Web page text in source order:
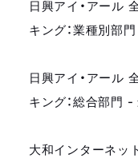
日興アイ・アール
キング：業種別部
日興アイ・アール
キング：総合部門
大和インターネッ